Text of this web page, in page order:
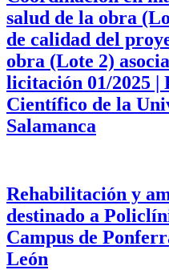
salud de la obra
de calidad del
obra (Lote 2)
licitación 01/2025 |
Científico de la
Salamanca
Rehabilitación y
destinado a
Campus de
León